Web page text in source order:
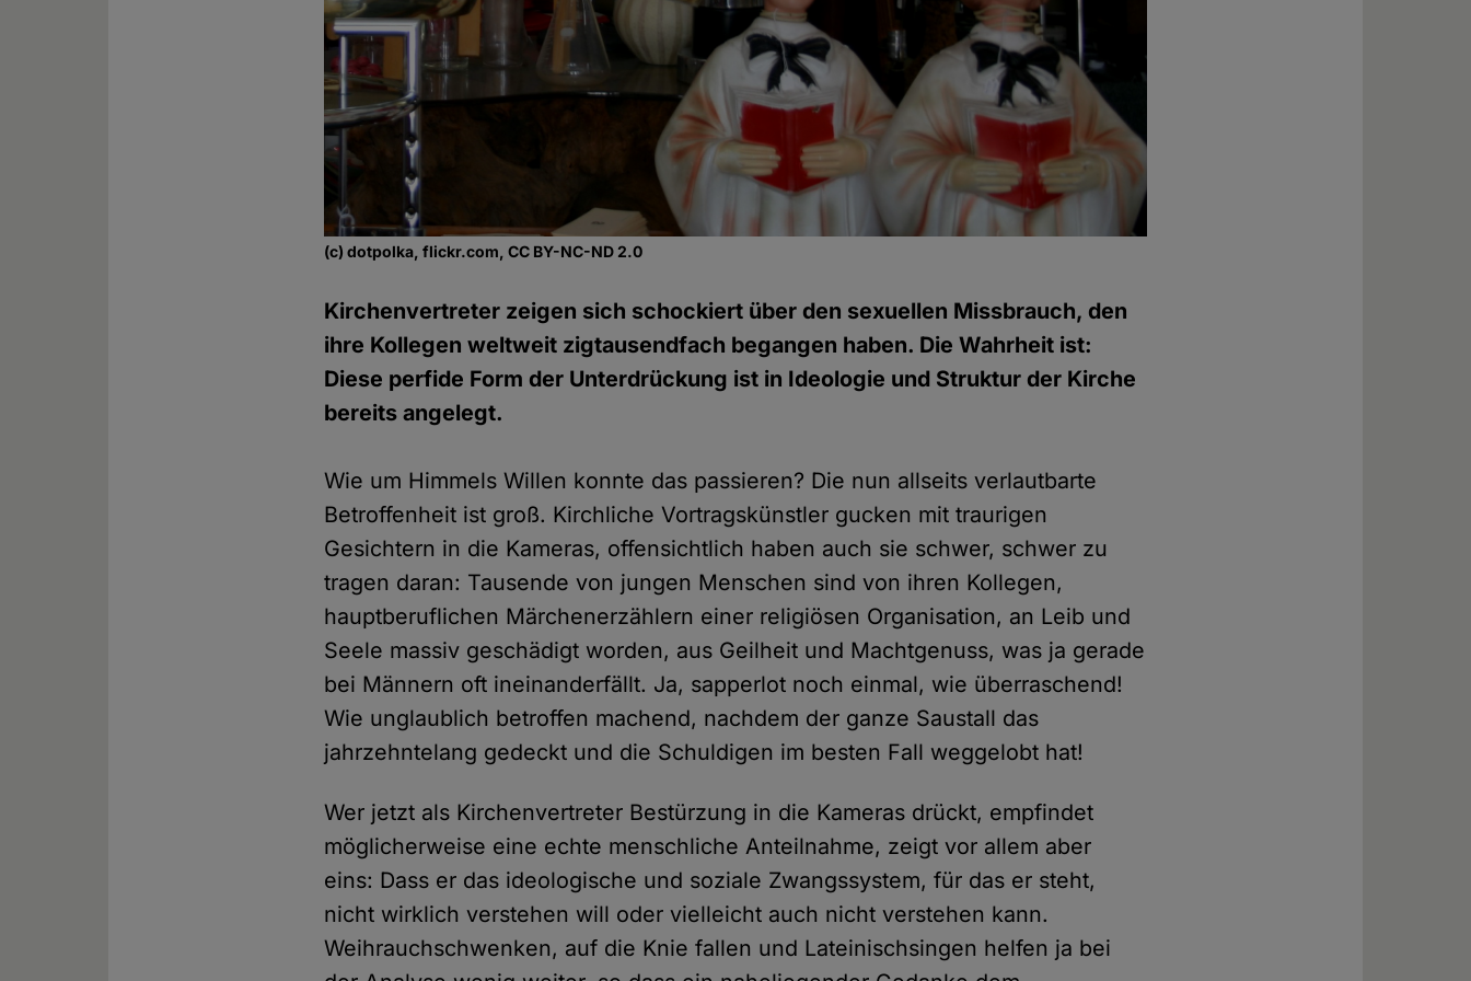
(c) dotpolka, flickr.com, CC BY-NC-ND 2.0
Kirchenvertreter zeigen sich schockiert über den sexuellen Missbrauch, den
ihre Kollegen weltweit zigtausendfach begangen haben. Die Wahrheit ist:
Diese perfide Form der Unterdrückung ist in Ideologie und Struktur der Kirche
bereits angelegt.
Wie um Himmels Willen konnte das passieren? Die nun allseits verlautbarte
Betroffenheit ist groß. Kirchliche Vortragskünstler gucken mit traurigen
Gesichtern in die Kameras, offensichtlich haben auch sie schwer, schwer zu
tragen daran: Tausende von jungen Menschen sind von ihren Kollegen,
hauptberuflichen Märchenerzählern einer religiösen Organisation, an Leib und
Seele massiv geschädigt worden, aus Geilheit und Machtgenuss, was ja gerade
bei Männern oft ineinanderfällt. Ja, sapperlot noch einmal, wie überraschend!
Wie unglaublich betroffen machend, nachdem der ganze Saustall das
jahrzehntelang gedeckt und die Schuldigen im besten Fall weggelobt hat!
Wer jetzt als Kirchenvertreter Bestürzung in die Kameras drückt, empfindet
möglicherweise eine echte menschliche Anteilnahme, zeigt vor allem aber
eins: Dass er das ideologische und soziale Zwangssystem, für das er steht,
nicht wirklich verstehen will oder vielleicht auch nicht verstehen kann.
Weihrauchschwenken, auf die Knie fallen und Lateinischsingen helfen ja bei